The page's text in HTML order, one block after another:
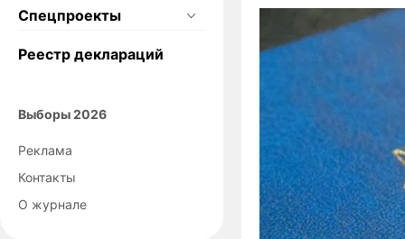
Спецпроекты
Реестр деклараций
Выборы 2026
Реклама
Контакты
О журнале